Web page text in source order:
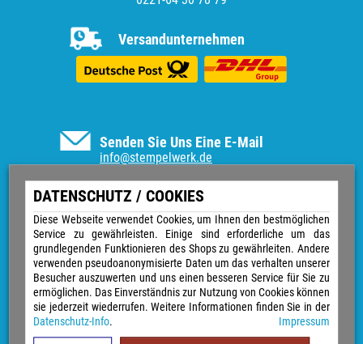
DATENSCHUTZ / COOKIES
Diese Webseite verwendet Cookies, um Ihnen den bestmöglichen
Service zu gewährleisten. Einige sind erforderliche um das
grundlegenden Funktionieren des Shops zu gewährleiten. Andere
verwenden pseudoanonymisierte Daten um das verhalten unserer
Besucher auszuwerten und uns einen besseren Service für Sie zu
ermöglichen. Das Einverständnis zur Nutzung von Cookies können
sie jederzeit wiederrufen. Weitere Informationen finden Sie in der
Datenschutz-Info. Impressum
Senden Sie Uns Eine E-Mail
info@stempelwerk.de
Informationen
Vertrag widerrufen
Kontakt
Über uns
Impressum
Versand & Zahlungsarten
Widerrufsrecht
Datenschutz
Sitemap
AGB
Versandunternehmen